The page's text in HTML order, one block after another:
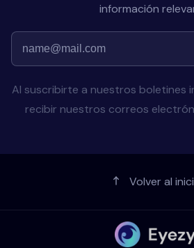
información
Al suscribirte a nuestros boletines
recibir nuestros correos
Volver al